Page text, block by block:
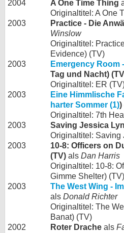
2004
A One Time Thing
Originaltitel: A One
2003
Practice - Die
Winslow
Originaltitel:
Evidence) (TV)
2003
Emergency Room
Tag und Nacht)
Originaltitel: ER
2003
Eine Himmlische
harter Sommer (1))
Originaltitel: 7th
2003
Saving Jessica
Originaltitel: Saving
2003
10-8: Officers on
(TV) als Dan Harris
Originaltitel: 10-8:
Gimme Shelter) (TV)
2003
The West Wing -
als Donald Richter
Originaltitel: The
Banat) (TV)
2002
Roter Drache als